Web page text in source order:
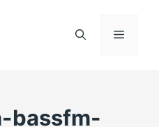
Menu
bassfm-